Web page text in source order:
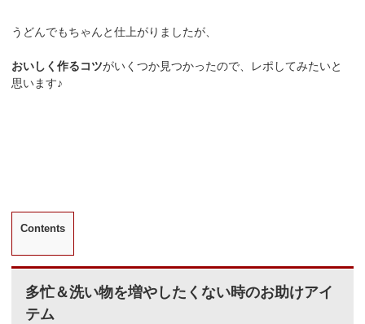
うどんでもちゃんと仕上がりましたが、
おいしく作るコツがいくつか見つかったので、レポしてみたいと
思います♪
Contents
多忙＆洗い物を増やしたくない時のお助けアイ
テム